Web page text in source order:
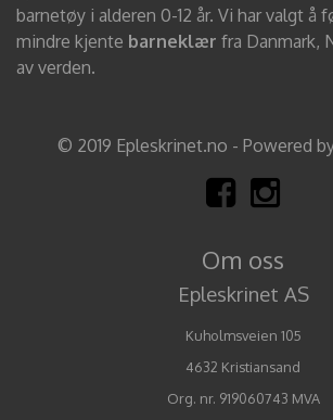
barnetøy i alderen 0-12 år. Vi har valgt å
mindre kjente barneklær fra Danmark,
av verden.
© 2019 Epleskrinet.no - Powered
Om oss
Epleskrinet AS
Kuholmsveien 105
4632 Kristiansand
Org. nr. 919060743 MVA